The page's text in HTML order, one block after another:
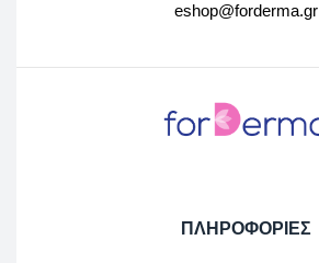
eshop@forderma.gr
ΠΛΗΡΟΦΟΡΙΕΣ